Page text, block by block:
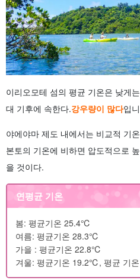
이리오모테 섬의 평균 기온은 낮게
대 기후에 속한다.강우량이 많다입
야에야마 제도 내에서는 비교적 기
본토의 기온에 비하면 압도적으로
을 것이다.
연평균 기온
봄: 평균기온 25.4℃
여름: 평균기온 28.3℃
가을 : 평균기온 22.8℃
겨울: 평균기온 19.2℃, 평균 기